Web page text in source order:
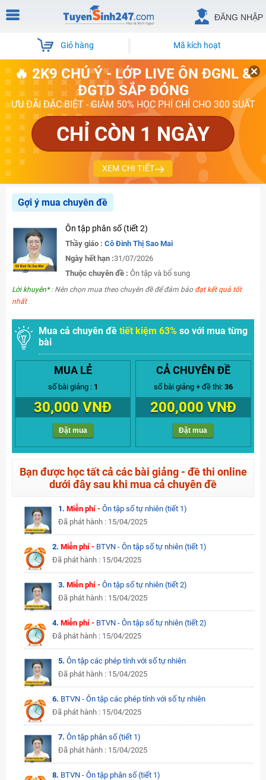
ĐĂNG NHẬP
Giỏ hàng Mã kích hoạt
🔥 2K9 CHÚ Ý - LỚP LIVE ÔN ĐGNL &
ĐGTD SẮP ĐÓNG
ƯU ĐÃI ĐẶC BIỆT - GIẢM 50% HỌC PHÍ CHỈ CHO 300 SUẤT
CHỈ CÒN 1 NGÀY
XEM CHI TIẾT
Gợi ý mua chuyên đề
Ôn tập phân số (tiết 2)
Thầy giáo : Cô Đinh Thị Sao Mai
Ngày hết hạn :31/07/2026
Thuộc chuyên đề : Ôn tập và bổ sung
Lời khuyên*: Nên chọn mua theo chuyên đề để đảm bảo đạt kết quả tốt
nhất
Mua cả chuyên đề tiết kiệm 63% so với mua từng
bài
MUA LẺ
số bài giảng : 1
30,000 VNĐ
Đặt mua
CẢ CHUYÊN ĐỀ
số bài giảng + đề thi: 36
200,000 VNĐ
Đặt mua
Bạn được học tất cả các bài giảng - đề thi online
dưới đây sau khi mua cả chuyên đề
1. Miễn phí - Ôn tập số tự nhiên (tiết 1)
Đã phát hành : 15/04/2025
2.Miễn phí - BTVN - Ôn tập số tự nhiên (tiết 1)
Đã phát hành : 15/04/2025
3. Miễn phí - Ôn tập số tự nhiên (tiết 2)
Đã phát hành : 15/04/2025
4.Miễn phí - BTVN - Ôn tập số tự nhiên (tiết 2)
Đã phát hành : 15/04/2025
5. Ôn tập các phép tính với số tự nhiên
Đã phát hành : 15/04/2025
6. BTVN - Ôn tập các phép tính với số tự nhiên
Đã phát hành : 15/04/2025
7. Ôn tập phân số (tiết 1)
Đã phát hành : 15/04/2025
8. BTVN - Ôn tập phân số (tiết 1)